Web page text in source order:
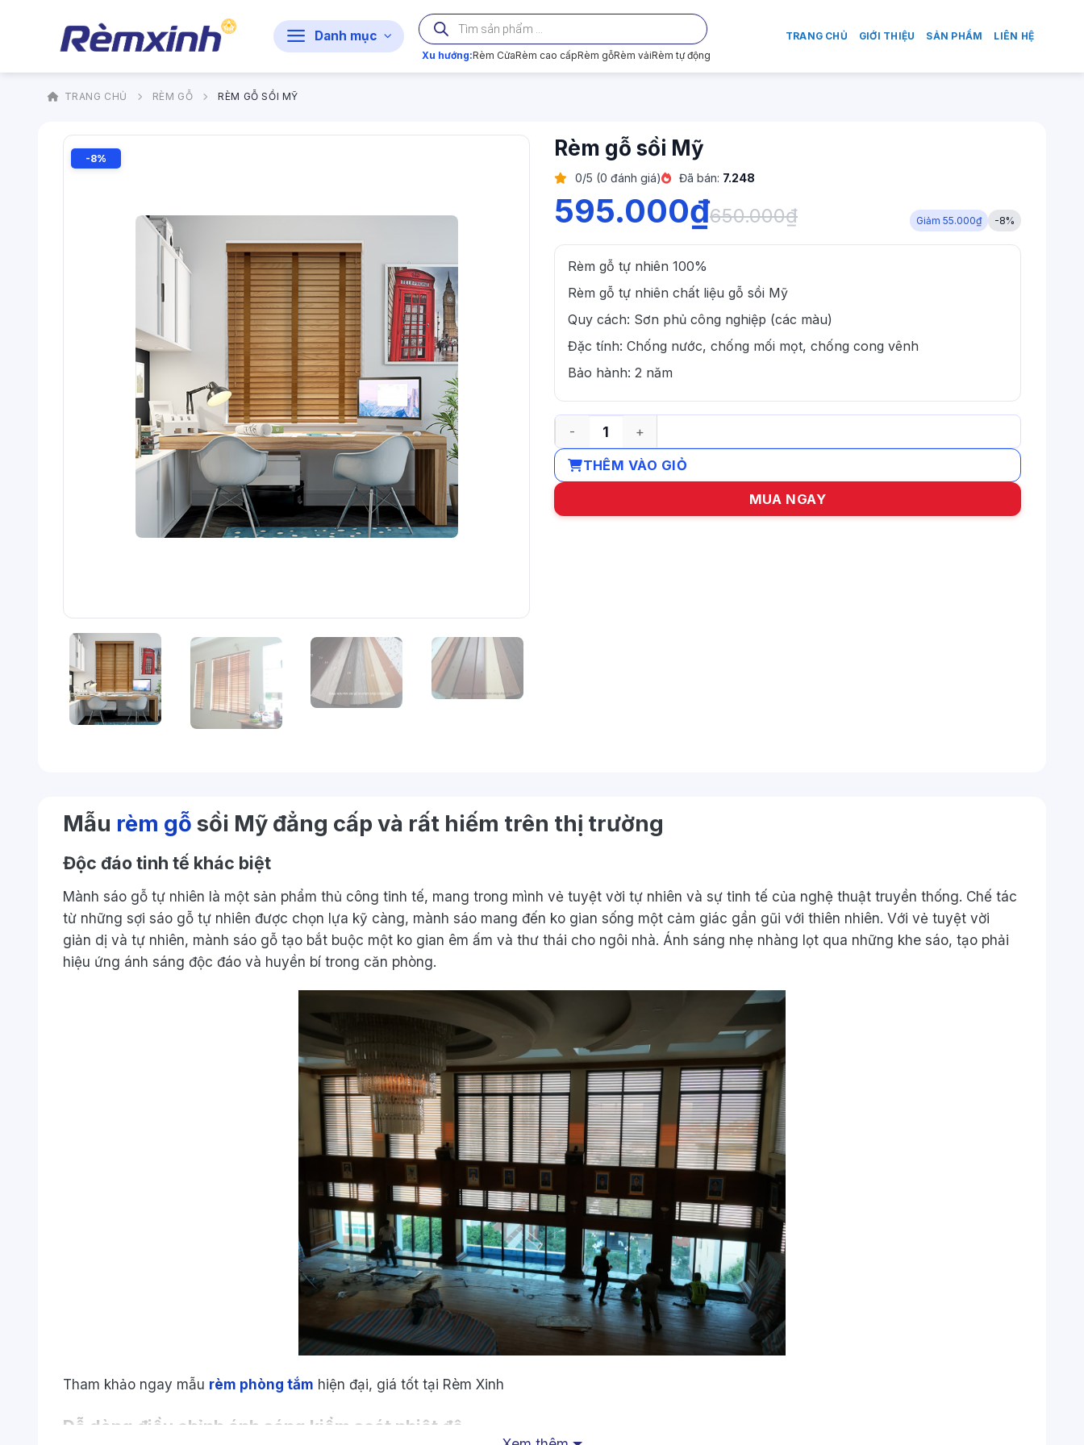
dung
Danh mục
Tìm
kiếm
sản
phẩm
Xu hướng:Rèm CửaRèm cao cấpRèm gỗRèm vảiRèm tự động
TRANG CHỦ GIỚI THIỆU SẢN PHẨM LIÊN HỆ
TRANG CHỦ RÈM GỖ RÈM GỖ SỒI MỸ
-8% Rèm gỗ sồi Mỹ
0/5 (0 đánh giá) Đã bán: 7.248
595.000₫650.000₫ Giảm 55.000₫ -8%
Rèm gỗ tự nhiên 100%
Rèm gỗ tự nhiên chất liệu gỗ sồi Mỹ
Quy cách: Sơn phủ công nghiệp (các màu)
Đặc tính: Chống nước, chống mối mọt, chống cong vênh
Bảo hành: 2 năm
Rèm gỗ sồi Mỹ số lượng
THÊM VÀO GIỎ
MUA NGAY
Mẫu rèm gỗ sồi Mỹ đẳng cấp và rất hiếm trên thị trường
Độc đáo tinh tế khác biệt
Mành sáo gỗ tự nhiên là một sản phẩm thủ công tinh tế, mang trong mình vẻ tuyệt vời tự nhiên và sự tinh tế của nghệ thuật truyền thống. Chế tác
từ những sợi sáo gỗ tự nhiên được chọn lựa kỹ càng, mành sáo mang đến ko gian sống một cảm giác gần gũi với thiên nhiên. Với vẻ tuyệt vời
giản dị và tự nhiên, mành sáo gỗ tạo bắt buộc một ko gian êm ấm và thư thái cho ngôi nhà. Ánh sáng nhẹ nhàng lọt qua những khe sáo, tạo phải
hiệu ứng ánh sáng độc đáo và huyền bí trong căn phòng.
Tham khảo ngay mẫu rèm phòng tắm hiện đại, giá tốt tại Rèm Xinh
Dễ dàng điều chỉnh ánh sáng kiểm soát nhiệt độ